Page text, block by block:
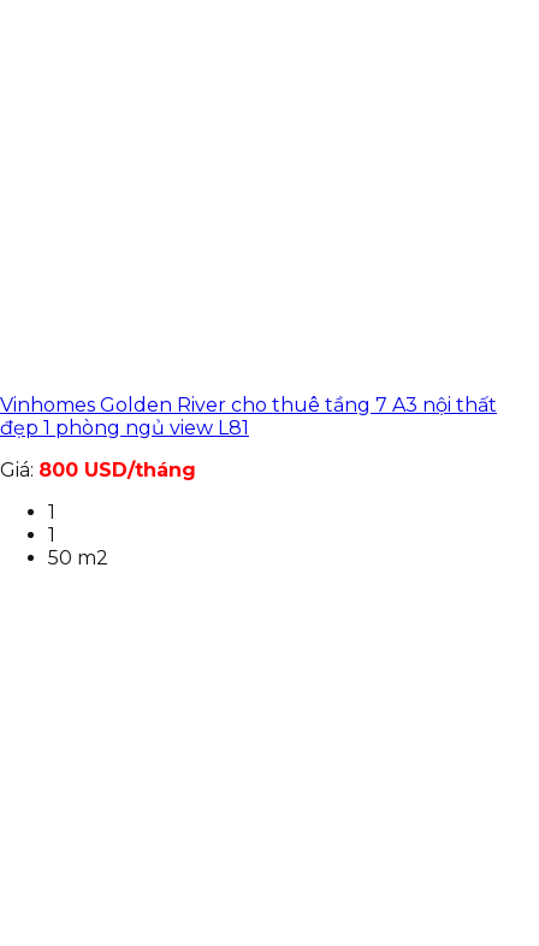
Vinhomes Golden River cho thuê tầng 7 A3 nội thất
đẹp 1 phòng ngủ view L81
Giá: 800 USD/tháng
1
1
50 m2